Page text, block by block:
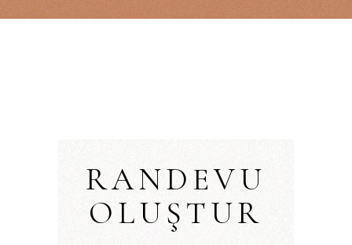
RANDEVU
OLUŞTUR